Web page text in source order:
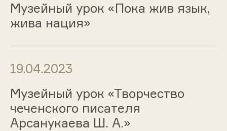
Музейный урок «Пока жив язык,
жива нация»
19.04.2023
Музейный урок «Творчество
чеченского писателя
Арсанукаева Ш. А.»